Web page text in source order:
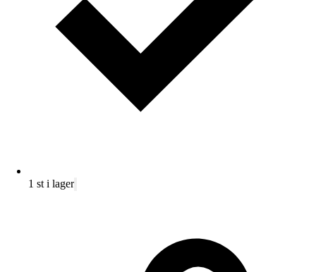
1 st i lager